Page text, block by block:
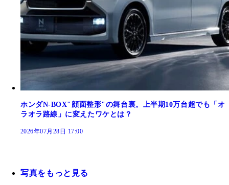
ホンダN-BOX"顔面整形"の舞台裏。上半期10万台超でも「オ
ラオラ路線」に変えたワケとは？
2026年07月28日 17:00
写真をもっと見る